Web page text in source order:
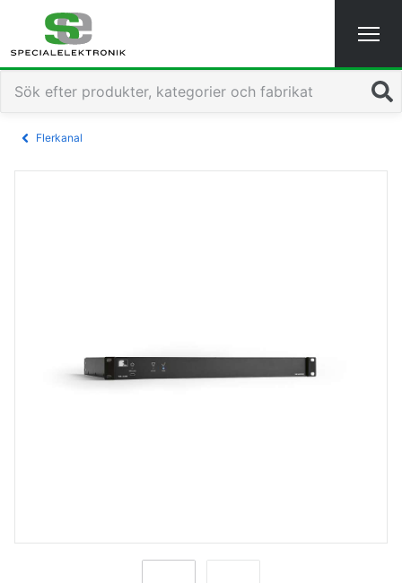
Sök
Flerkanal